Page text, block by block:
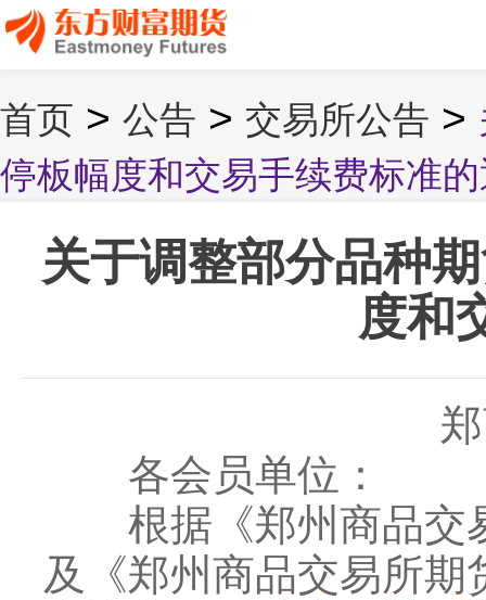
首页 > 公告 > 交易所公告 >
停板幅度和交易手续费标准
关于调整部分品种
度和
各会员单位：
根据《郑州商品交
及《郑州商品交易所